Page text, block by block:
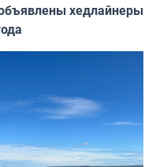
хедлайнеры